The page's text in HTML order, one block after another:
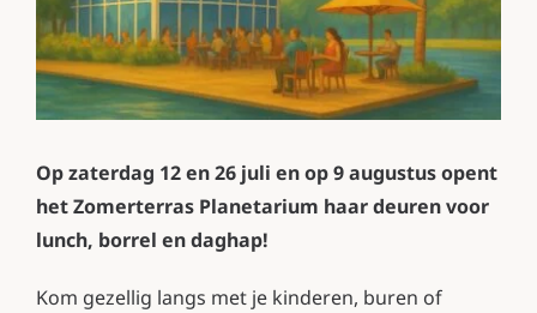
Op zaterdag 12 en 26 juli en op 9 augustus opent
het Zomerterras Planetarium haar deuren voor
lunch, borrel en daghap!
Kom gezellig langs met je kinderen, buren of